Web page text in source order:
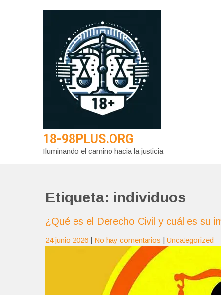
18-98PLUS.ORG
Iluminando el camino hacia la justicia
Etiqueta: individuos
¿Qué es el Derecho Civil y cuál es su
24 junio 2026 | No hay comentarios | Uncategorized